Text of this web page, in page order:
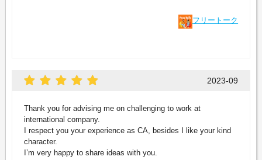
フリートーク
2023-09
Thank you for advising me on challenging to work at
international company.
I respect you your experience as CA, besides I like your kind
character.
I’m very happy to share ideas with you.